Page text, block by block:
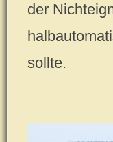
der
sollte.